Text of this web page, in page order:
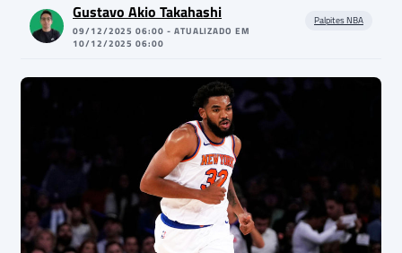
Gustavo Akio Takahashi
09/12/2025 06:00 - ATUALIZADO EM
10/12/2025 06:00
Palpites NBA